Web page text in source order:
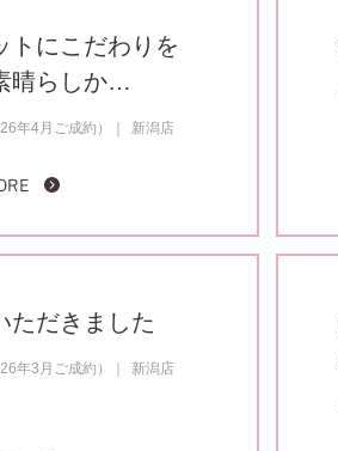
トにこだわりを
晴らしか…
年4月ご成約） 新潟店
ただきました
年3月ご成約） 新潟店